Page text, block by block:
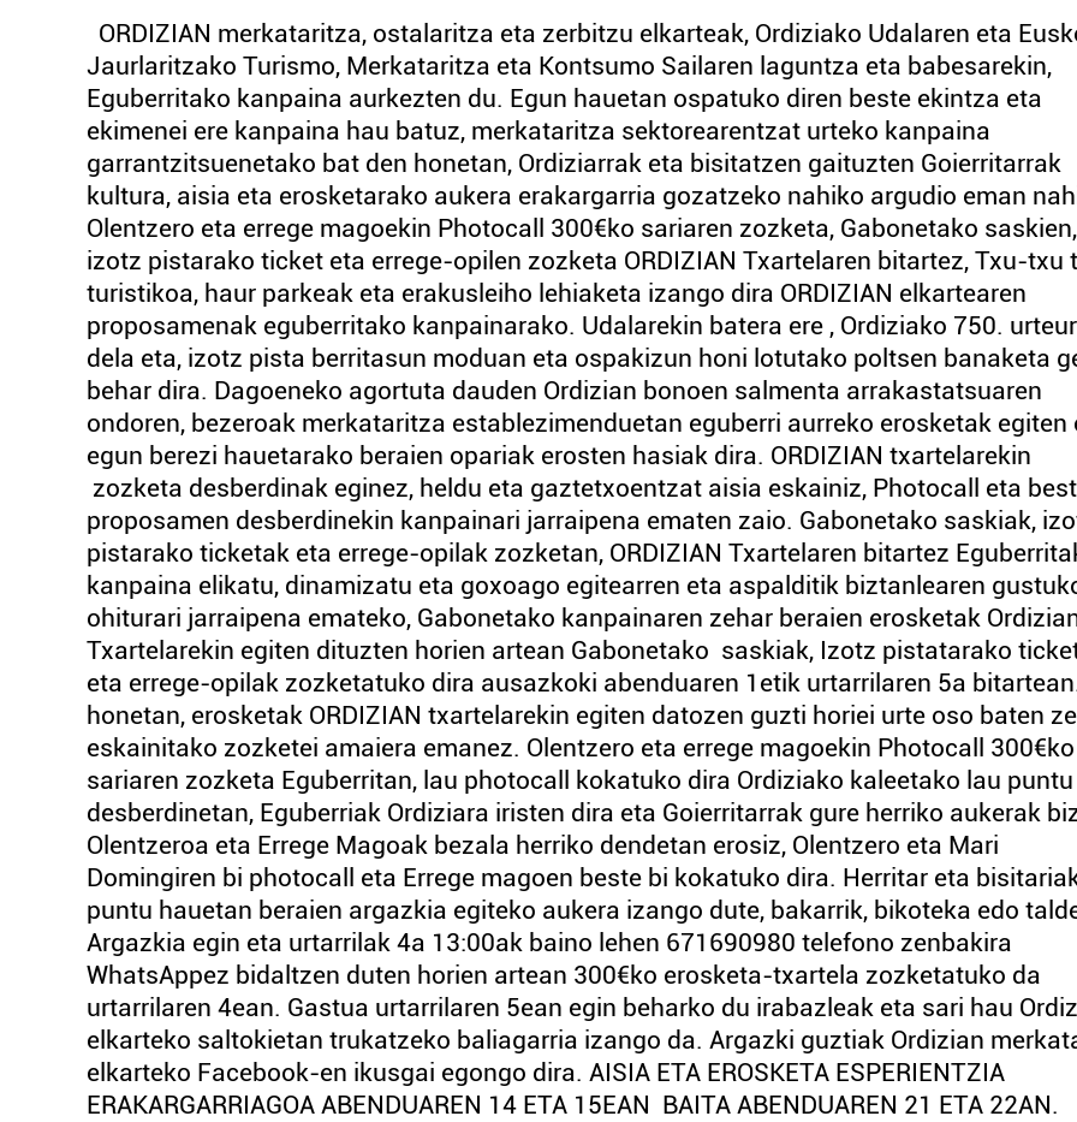
ORDIZIAN merkataritza, ostalaritza eta zerbitzu elkarteak, Ordiziako Udalaren eta
Jaurlaritzako Turismo, Merkataritza eta Kontsumo Sailaren laguntza eta babesarekin,
Eguberritako kanpaina aurkezten du. Egun hauetan ospatuko diren beste ekintza eta
ekimenei ere kanpaina hau batuz, merkataritza sektorearentzat urteko kanpaina
garrantzitsuenetako bat den honetan, Ordiziarrak eta bisitatzen gaituzten Goierritarrak
kultura, aisia eta erosketarako aukera erakargarria gozatzeko nahiko argudio eman
Olentzero eta errege magoekin Photocall 300€ko sariaren zozketa, Gabonetako saskien,
izotz pistarako ticket eta errege-opilen zozketa ORDIZIAN Txartelaren bitartez, Txu-txu
turistikoa, haur parkeak eta erakusleiho lehiaketa izango dira ORDIZIAN elkartearen
proposamenak eguberritako kanpainarako. Udalarekin batera ere , Ordiziako 750.
dela eta, izotz pista berritasun moduan eta ospakizun honi lotutako poltsen banaketa
behar dira. Dagoeneko agortuta dauden Ordizian bonoen salmenta arrakastatsuaren
ondoren, bezeroak merkataritza establezimenduetan eguberri aurreko erosketak egiten
egun berezi hauetarako beraien opariak erosten hasiak dira. ORDIZIAN txartelarekin
zozketa desberdinak eginez, heldu eta gaztetxoentzat aisia eskainiz, Photocall eta
proposamen desberdinekin kanpainari jarraipena ematen zaio. Gabonetako saskiak,
pistarako ticketak eta errege-opilak zozketan, ORDIZIAN Txartelaren bitartez
kanpaina elikatu, dinamizatu eta goxoago egitearren eta aspalditik biztanlearen
ohiturari jarraipena emateko, Gabonetako kanpainaren zehar beraien erosketak
Txartelarekin egiten dituzten horien artean Gabonetako saskiak, Izotz pistatarako
eta errege-opilak zozketatuko dira ausazkoki abenduaren 1etik urtarrilaren 5a
honetan, erosketak ORDIZIAN txartelarekin egiten datozen guzti horiei urte oso baten
eskainitako zozketei amaiera emanez. Olentzero eta errege magoekin Photocall 300€ko
sariaren zozketa Eguberritan, lau photocall kokatuko dira Ordiziako kaleetako lau puntu
desberdinetan, Eguberriak Ordiziara iristen dira eta Goierritarrak gure herriko aukerak
Olentzeroa eta Errege Magoak bezala herriko dendetan erosiz, Olentzero eta Mari
Domingiren bi photocall eta Errege magoen beste bi kokatuko dira. Herritar eta
puntu hauetan beraien argazkia egiteko aukera izango dute, bakarrik, bikoteka edo
Argazkia egin eta urtarrilak 4a 13:00ak baino lehen 671690980 telefono zenbakira
WhatsAppez bidaltzen duten horien artean 300€ko erosketa-txartela zozketatuko da
urtarrilaren 4ean. Gastua urtarrilaren 5ean egin beharko du irabazleak eta sari hau
elkarteko saltokietan trukatzeko baliagarria izango da. Argazki guztiak Ordizian
elkarteko Facebook-en ikusgai egongo dira. AISIA ETA EROSKETA ESPERIENTZIA
ERAKARGARRIAGOA ABENDUAREN 14 ETA 15EAN BAITA ABENDUAREN 21 ETA 22AN.